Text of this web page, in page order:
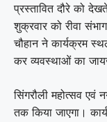
प्रस्तावित दौरे को
शुक्रवार को रीवा
चौहान ने कार्यक्रम
कर व्यवस्थाओं का
सिंगरौली महोत्सव
तक किया जाएगा।